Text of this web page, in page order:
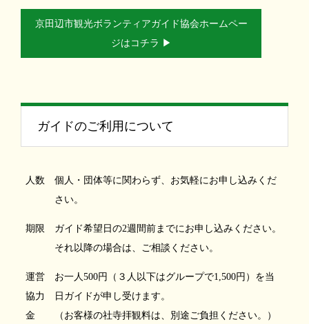
京田辺市観光ボランティアガイド協会ホームペー
ジはコチラ ▶
ガイドのご利用について
人数
個人・団体等に関わらず、お気軽にお申し込みくだ
さい。
期限
ガイド希望日の2週間前までにお申し込みください。
それ以降の場合は、ご相談ください。
運営
協力
金
お一人500円（３人以下はグループで1,500円）を当
日ガイドが申し受けます。
（お客様の社寺拝観料は、別途ご負担ください。）